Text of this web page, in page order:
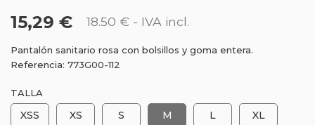
15,29 € 18.50 € - IVA incl.
Pantalón sanitario rosa con bolsillos y goma entera.
Referencia: 773G00-112
TALLA
XSS XS S M L XL